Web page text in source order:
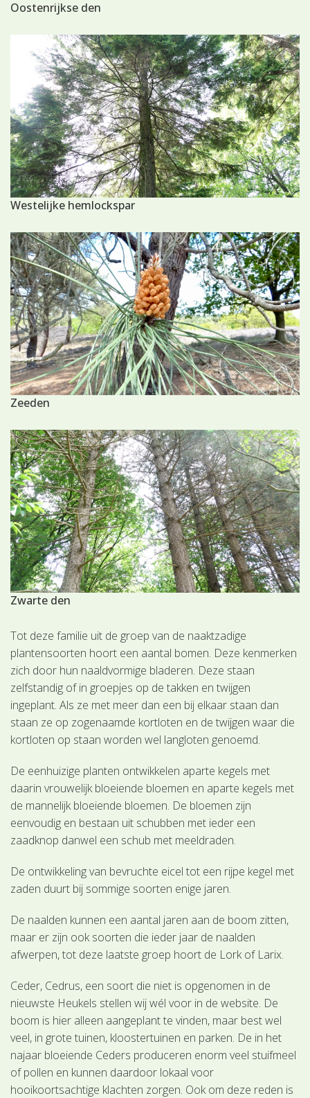
Oostenrijkse den
Westelijke hemlockspar
Zeeden
Zwarte den
Tot deze familie uit de groep van de naaktzadige
plantensoorten hoort een aantal bomen. Deze kenmerken
zich door hun naaldvormige bladeren. Deze staan
zelfstandig of in groepjes op de takken en twijgen
ingeplant. Als ze met meer dan een bij elkaar staan dan
staan ze op zogenaamde kortloten en de twijgen waar die
kortloten op staan worden wel langloten genoemd.
De eenhuizige planten ontwikkelen aparte kegels met
daarin vrouwelijk bloeiende bloemen en aparte kegels met
de mannelijk bloeiende bloemen. De bloemen zijn
eenvoudig en bestaan uit schubben met ieder een
zaadknop danwel een schub met meeldraden.
De ontwikkeling van bevruchte eicel tot een rijpe kegel met
zaden duurt bij sommige soorten enige jaren.
De naalden kunnen een aantal jaren aan de boom zitten,
maar er zijn ook soorten die ieder jaar de naalden
afwerpen, tot deze laatste groep hoort de Lork of Larix.
Ceder, Cedrus, een soort die niet is opgenomen in de
nieuwste Heukels stellen wij wél voor in de website. De
boom is hier alleen aangeplant te vinden, maar best wel
veel, in grote tuinen, kloostertuinen en parken. De in het
najaar bloeiende Ceders produceren enorm veel stuifmeel
of pollen en kunnen daardoor lokaal voor
hooikoortsachtige klachten zorgen. Ook om deze reden is